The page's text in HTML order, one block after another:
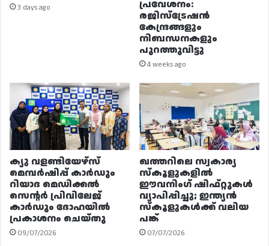
3 days ago
പ്രവേശനം:
രജിസ്ട്രേഷൻ
കേന്ദ്രങ്ങളും
നിബന്ധനകളും
പുറത്തുവിട്ടു
4 weeks ago
ക്യു വളണ്ടിയേഴ്‌സ്
മെമ്പർഷിപ്പ് കാർഡും
റിയാദ മെഡിക്കൽ
സെന്റർ പ്രിവിലേജ്
കാർഡും ദോഹയിൽ
പ്രകാശനം ചെയ്തു
09/07/2026
ഖത്തറിലെ സ്വകാര്യ
സ്കൂളുകളിൽ
ഈവനിംഗ് ഷിഫ്റ്റുകൾ
വ്യാപിപ്പിച്ചു; ഇന്ത്യൻ
സ്കൂളുകൾക്ക് വലിയ
പങ്ക്
07/07/2026